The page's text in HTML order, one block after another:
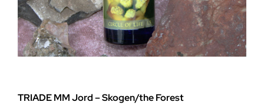
TRIADE MM Jord – Skogen/the Forest